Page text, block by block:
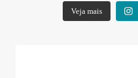
Veja mais